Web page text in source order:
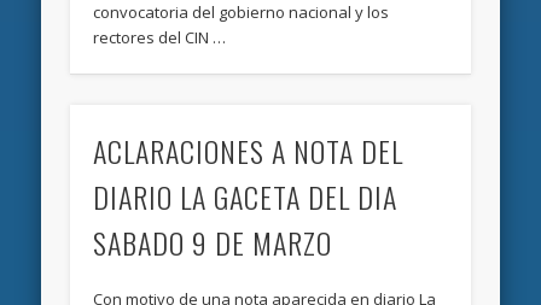
convocatoria del gobierno nacional y los
rectores del CIN …
ACLARACIONES A NOTA DEL
DIARIO LA GACETA DEL DIA
SABADO 9 DE MARZO
Con motivo de una nota aparecida en diario La